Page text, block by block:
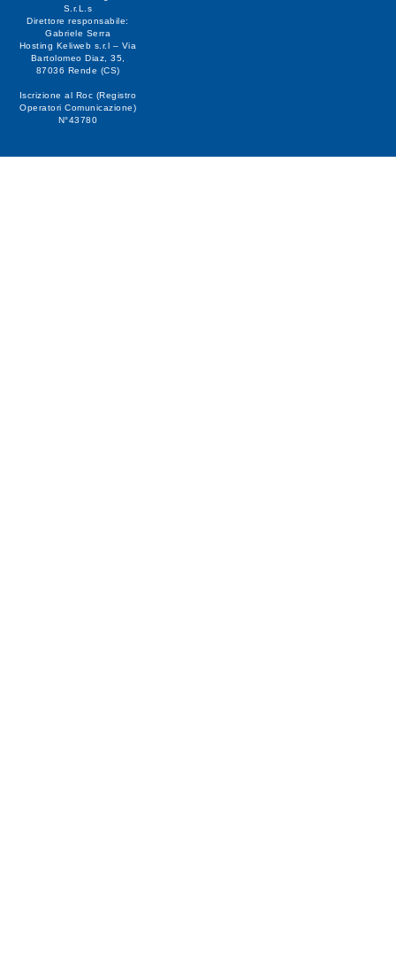
S.r.L.s
Direttore responsabile:
Gabriele Serra
Hosting Keliweb s.r.l – Via
Bartolomeo Diaz, 35,
87036 Rende (CS)
Iscrizione al Roc (Registro
Operatori Comunicazione)
N°43780